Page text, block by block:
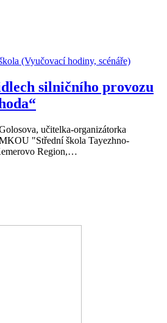
(Vyučovací hodiny, scénáře)
silničního provozu
učitelka-organizátorka
"Střední škola Tayezhno-
Region,…